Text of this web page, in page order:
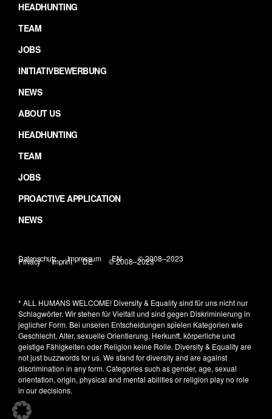
HEADHUNTING
TEAM
JOBS
INITIATIVBEWERBUNG
NEWS
ABOUT US
HEADHUNTING
TEAM
JOBS
PROACTIVE APPLICATION
NEWS
Datenschutz Impressum EN © 2008–2023
Privacy Imprint DE © 2008–2023
* ALL HUMANS WELCOME! Diversity & Equality sind für uns nicht nur
Schlagwörter. Wir stehen für Vielfalt und sind gegen Diskriminierung in
jeglicher Form. Bei unseren Entscheidungen spielen Kategorien wie
Geschlecht, Alter, sexuelle Orientierung, Herkunft, körperliche und
geistige Fähigkeiten oder Religion keine Rolle. Diversity & Equality are
not just buzzwords for us. We stand for diversity and are against
discrimination in any form. Categories such as gender, age, sexual
orientation, origin, physical and mental abilities or religion play no role
in our decisions.